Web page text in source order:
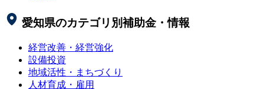
愛知県のカテゴリ別補助金・情報
経営改善・経営強化
設備投資
地域活性・まちづくり
人材育成・雇用